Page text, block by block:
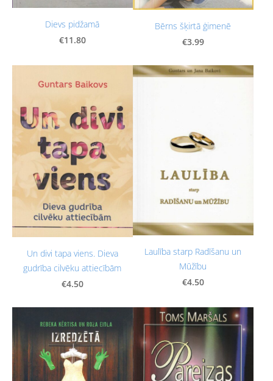
Dievs pidžamā
€11.80
Bērns šķirtā ģimenē
€3.99
Un divi tapa viens. Dieva
gudrība cilvēku attiecībām
€4.50
Laulība starp Radīšanu un
Mūžību
€4.50